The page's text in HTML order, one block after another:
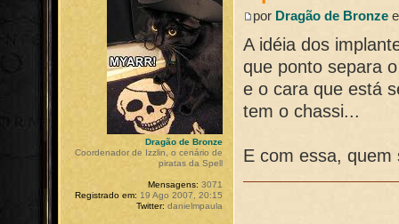
por Dragão de Bronze
A idéia dos
que ponto separa
e o cara que está
tem o chassi...
E com essa,
Dragão de Bronze
Coordenador de Izzlin, o cenário de
piratas da Spell
Mensagens: 3071
Registrado em: 19 Ago 2007, 20:15
Twitter: danielmpaula